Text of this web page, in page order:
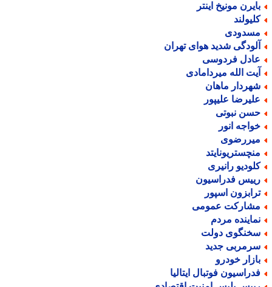
مونیخ اینتر
شدید هوای تهران
فردوسی
الله میردامادی
ماهان
علیپور
نبوتی
انور
رانیری
فدراسیون
اسپور
عمومی
مردم
دولت
جدید
خودرو
فوتبال ایتالیا